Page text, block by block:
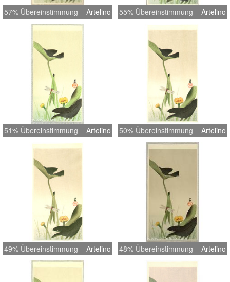
57% Übereinstimmung Artelino 55% Übereinstimmung Artelino
51% Übereinstimmung Artelino 50% Übereinstimmung Artelino
49% Übereinstimmung Artelino 48% Übereinstimmung Artelino